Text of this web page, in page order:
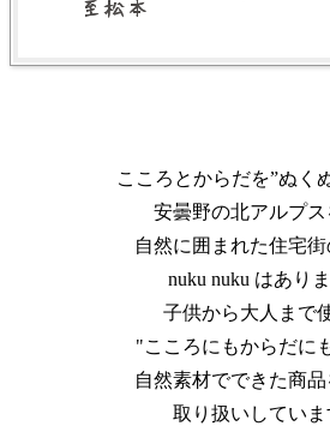
こころとからだを”ぬく
安曇野の北アルプ
自然に囲まれた住宅
nuku nuku はありま
子供から大人まで
"こころにもからだに
自然素材でできた商
取り扱いしていま